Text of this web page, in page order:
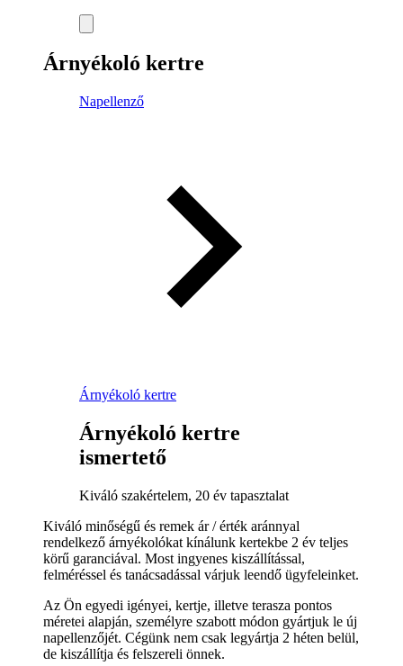
Árnyékoló kertre
Napellenző
Árnyékoló kertre
Árnyékoló kertre
ismertető
Kiváló szakértelem, 20 év tapasztalat
Kiváló minőségű és remek ár / érték aránnyal
rendelkező árnyékolókat kínálunk kertekbe 2 év teljes
körű garanciával. Most ingyenes kiszállítással,
felméréssel és tanácsadással várjuk leendő ügyfeleinket.
Az Ön egyedi igényei, kertje, illetve terasza pontos
méretei alapján, személyre szabott módon gyártjuk le új
napellenzőjét. Cégünk nem csak legyártja 2 héten belül,
de kiszállítja és felszereli önnek.